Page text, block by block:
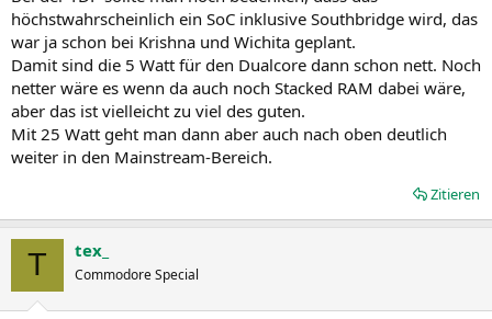
höchstwahrscheinlich ein SoC inklusive Southbridge wird, das
war ja schon bei Krishna und Wichita geplant.
Damit sind die 5 Watt für den Dualcore dann schon nett. Noch
netter wäre es wenn da auch noch Stacked RAM dabei wäre,
aber das ist vielleicht zu viel des guten.
Mit 25 Watt geht man dann aber auch nach oben deutlich
weiter in den Mainstream-Bereich.
Zitieren
T tex_
Commodore Special